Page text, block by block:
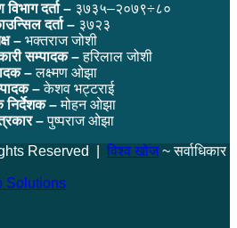
दर्ता – ३७३५–२०७९÷८०
दर्ता – ३७२३
– भक्तराज जोशी
सम्पादक –हरिलाल जोशी
–लक्ष्मण ओझा
–केशव भट्टराई
निर्देशक –मोहन ओझा
–पुष्पराज ओझा
Reserved | विश्व खोज~ सर्वाधिकार
Solutions